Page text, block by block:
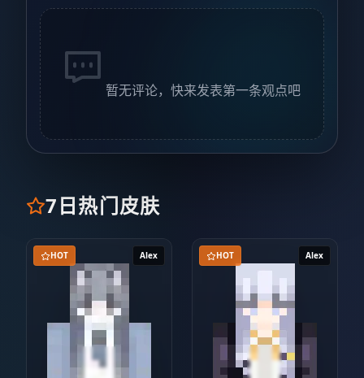
暂无评论，快来发表第一条观点吧
7日热门皮肤
Alex
HOT Alex
HOT